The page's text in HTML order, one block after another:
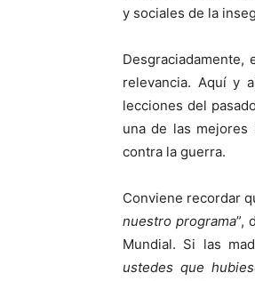
y sociales de la
relevancia. Aquí y
lecciones del
una de las
contra la guerra.
Conviene recordar
nuestro programa”,
Mundial. Si las
ustedes que